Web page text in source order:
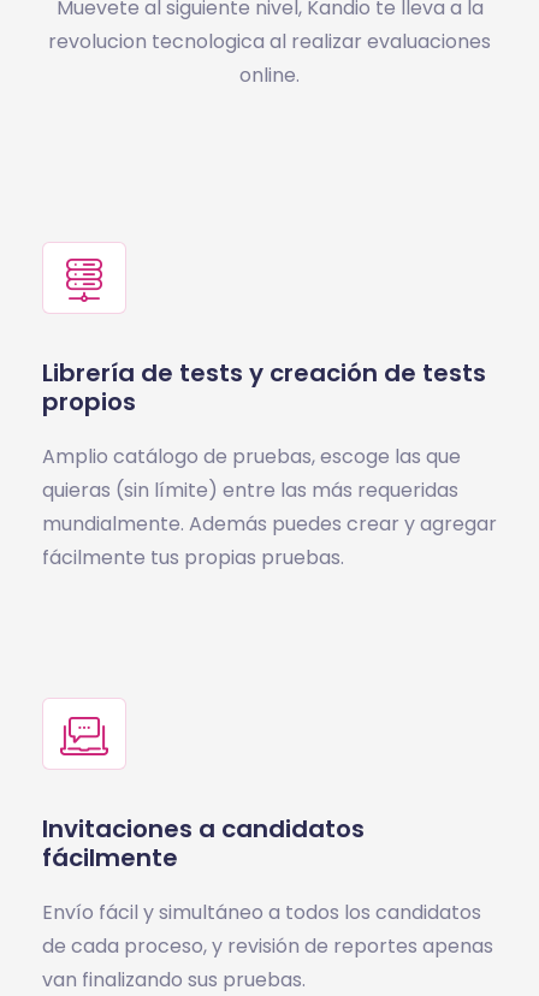
Muevete al siguiente nivel, Kandio te lleva a la
revolucion tecnologica al realizar evaluaciones
online.
Librería de tests y creación de tests
propios
Amplio catálogo de pruebas, escoge las que
quieras (sin límite) entre las más requeridas
mundialmente. Además puedes crear y agregar
fácilmente tus propias pruebas.
Invitaciones a candidatos
fácilmente
Envío fácil y simultáneo a todos los candidatos
de cada proceso, y revisión de reportes apenas
van finalizando sus pruebas.